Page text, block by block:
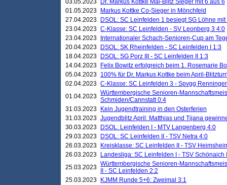
03.05.2023
Dr. Markus Kottke Mai-Blitz Sieger mit 6 aus 6
01.05.2023
Markus Kottke Co-Sieger in Mönchfeld
27.04.2023
DSOL: SC Leinfelden 1 besiegt SG Löhne mit
23.04.2023 C-Klasse: SC Leinfelden - SV Leonberg 3 4:0
23.04.2023
Internationaler Schach-Senioren-Cup am
20.04.2023
DSOL: SK Rheinfelden - SC Leinfelden I 1:3
18.04.2023
DSOL: SG Porz III - SC Leinfelden II 1:3
14.04.2023
Felix Bowitz erfolgreich beim 1. Rosemarie
05.04.2023 100% für Dr. Markus Kottke beim April-
02.04.2023 C-Klasse: SC Leinfelden 3 - Spvgg
01.04.2023 Württembergische Senioren-
Schmiden/Cannstatt 0:4
31.03.2023
Kein Jugendtraining in den Osterferien
31.03.2023 Jugendblitz April: Matthias und Tijana
30.03.2023
DSOL: Leinfelden I - MTV Langenberg 4:0
29.03.2023
DSOL: SC Leinfelden II - TSV Netra 4:0
26.03.2023
Kreisklasse: SC Leinfelden II - TSV
26.03.2023
Landesliga: SC Leinfelden I - TSV Schönaich
25.03.2023 Württembergische Senioren-
II - SC Leinfelden 2:2
25.03.2023
KJMM Runde 5+6: Zweimal 3:1